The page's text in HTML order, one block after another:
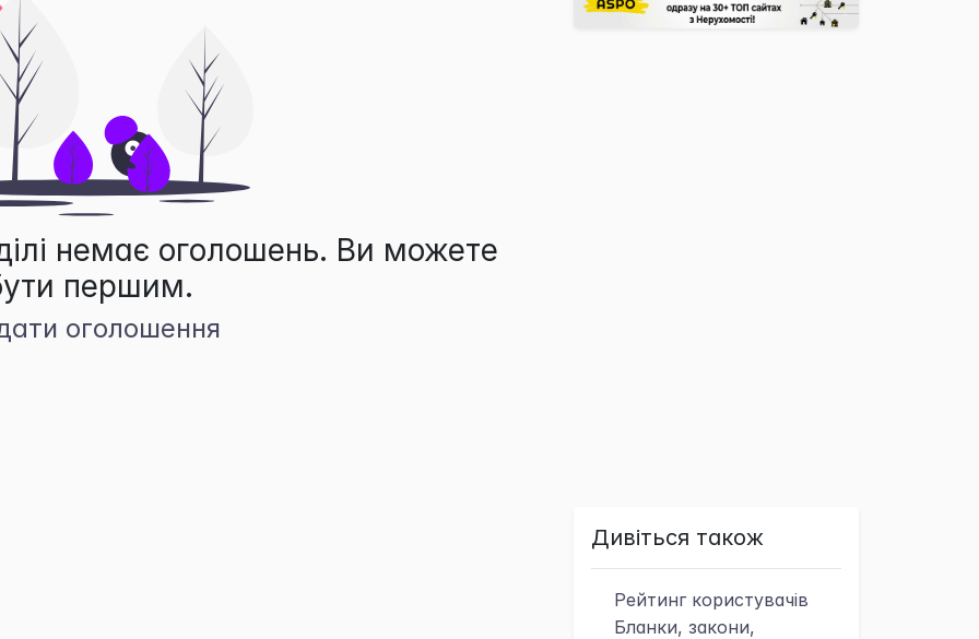
немає оголошень. Ви можете
першим.
оголошення
Дивіться також
Рейтинг користувачів
Бланки, закони,